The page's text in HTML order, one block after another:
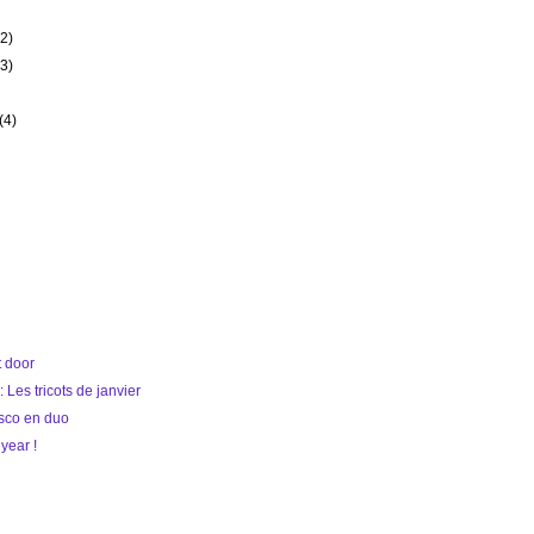
(4)
door
Les tricots de janvier
en duo
!